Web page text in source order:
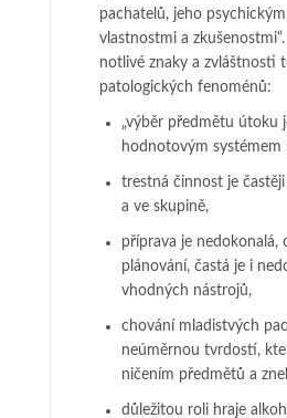
pachatelů, jeho
vlastnostmi a
no­tli­vé znaky a zvláštnosti
patologických fe­no­mé­nů:
„výběr předmětu útoku
hodnotovým systémem
trestná činnost je
a ve skupině,
příprava je nedokonalá,
plánování, častá je i
vhodných nástrojů,
chování mladistvých
neúměrnou tvrdostí,
ničením předmětů a
důležitou roli hraje